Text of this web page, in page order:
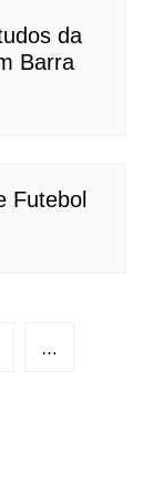
da
Barra
Futebol
…